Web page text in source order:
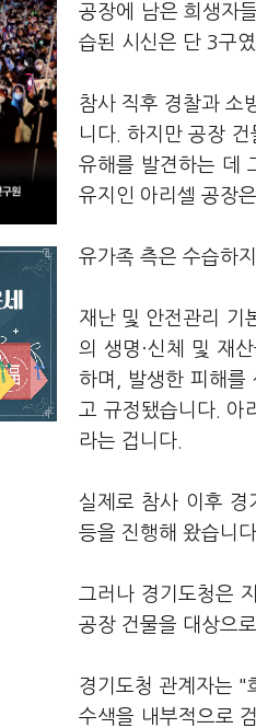
공장에 남은 희생자
습된 시신은 단 3구
참사 직후 경찰과 소
니다. 하지만 공장
유해를 발견하는 데
유지인 아리셀 공장
유가족 측은 수습하
재난 및 안전관리 기
의 생명·신체 및 재
하며, 발생한 피해를
고 규정됐습니다. 아
라는 겁니다.
실제로 참사 이후 경
등을 진행해 왔습니
그러나 경기도청은
공장 건물을 대상으
경기도청 관계자는 "
수색을 내부적으로